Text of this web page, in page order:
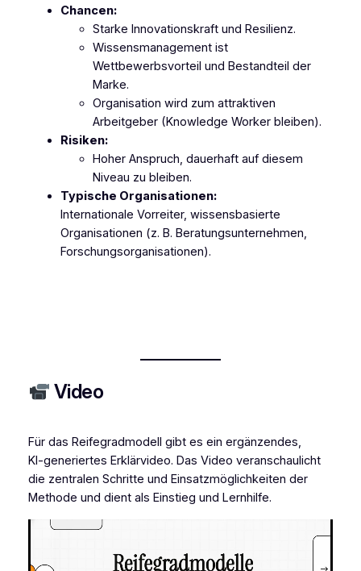
Chancen:
Starke Innovationskraft und Resilienz.
Wissensmanagement ist
Wettbewerbsvorteil und Bestandteil der
Marke.
Organisation wird zum attraktiven
Arbeitgeber (Knowledge Worker bleiben).
Risiken:
Hoher Anspruch, dauerhaft auf diesem
Niveau zu bleiben.
Typische Organisationen:
Internationale Vorreiter, wissensbasierte
Organisationen (z. B. Beratungsunternehmen,
Forschungsorganisationen).
Video
Für das Reifegradmodell gibt es ein ergänzendes,
KI‑generiertes Erklärvideo. Das Video veranschaulicht
die zentralen Schritte und Einsatzmöglichkeiten der
Methode und dient als Einstieg und Lernhilfe.